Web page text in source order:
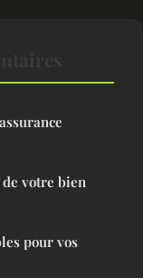
votre bien
pour vos